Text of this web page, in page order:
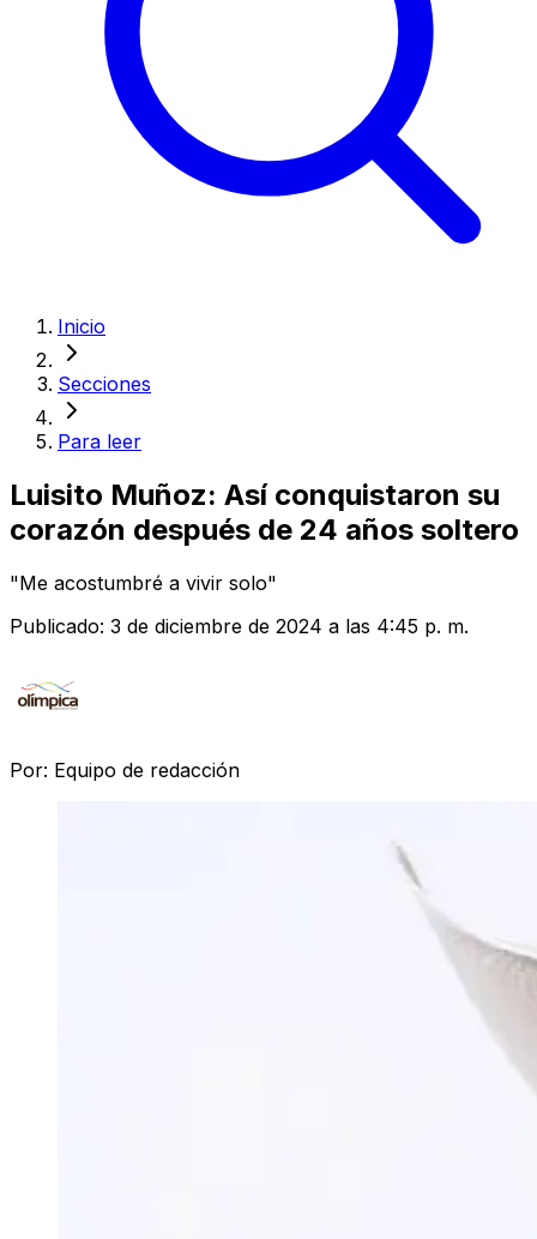
Inicio
Secciones
Para leer
Luisito Muñoz: Así conquistaron su
corazón después de 24 años soltero
"Me acostumbré a vivir solo"
Publicado: 3 de diciembre de 2024 a las 4:45 p. m.
Por: Equipo de redacción